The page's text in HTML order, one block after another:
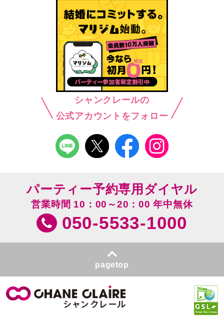
シャンクレールの
公式アカウントをフォロー
パーティー予約専用ダイヤル
営業時間 10：00～20：00 年中無休
050-5533-1000
pagetop